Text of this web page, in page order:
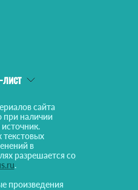
сайта
при наличии
текстовых
в
разрешается со
.
произведения